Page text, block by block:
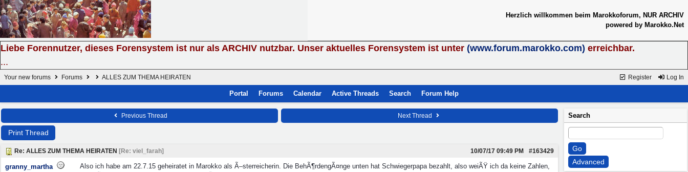
Herzlich willkommen beim Marokkoforum, NUR ARCHIV
powered by Marokko.Net
Liebe Forennutzer, dieses Forensystem ist nur als ARCHIV nutzbar. Unser aktuelles Forensystem ist unter (www.forum.marokko.com) erreichbar.
...
Register Log In
Your new forums Forums ALLES ZUM THEMA HEIRATEN
Portal Forums Calendar Active Threads Search Forum Help
Previous Thread Next Thread
Print Thread
Re: ALLES ZUM THEMA HEIRATEN [Re: viel_farah] #163429
10/07/17 09:49 PM
granny_martha
Also ich habe am 22.7.15 geheiratet in Marokko als Ã–sterreicherin. Die BehÃ¶rdengÃ¤nge unten hat Schwiegerpapa bezahlt, also weiÃŸ ich da keine Zahlen,
Search